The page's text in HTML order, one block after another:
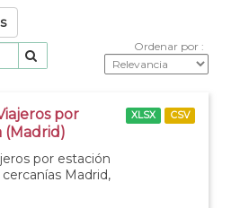
Ordenar por
por
(Madrid)
por estación
Madrid,
XLSX CSV